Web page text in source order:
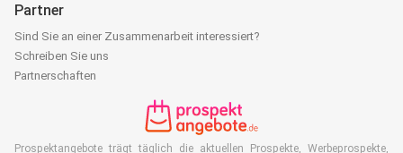
Partner
Sind Sie an einer Zusammenarbeit interessiert?
Schreiben Sie uns
Partnerschaften
Prospektangebote trägt täglich die aktuellen Prospekte, Werbeprospekte,